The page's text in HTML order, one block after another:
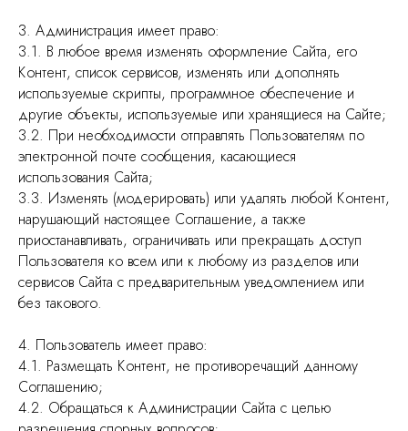
3. Администрация имеет право:
3.1. В любое время изменять оформление Сайта, его
Контент, список сервисов, изменять или дополнять
используемые скрипты, программное обеспечение и
другие объекты, используемые или хранящиеся на Сайте;
3.2. При необходимости отправлять Пользователям по
электронной почте сообщения, касающиеся
использования Сайта;
3.3. Изменять (модерировать) или удалять любой Контент,
нарушающий настоящее Соглашение, а также
приостанавливать, ограничивать или прекращать доступ
Пользователя ко всем или к любому из разделов или
сервисов Сайта с предварительным уведомлением или
без такового.
4. Пользователь имеет право:
4.1. Размещать Контент, не противоречащий данному
Соглашению;
4.2. Обращаться к Администрации Сайта с целью